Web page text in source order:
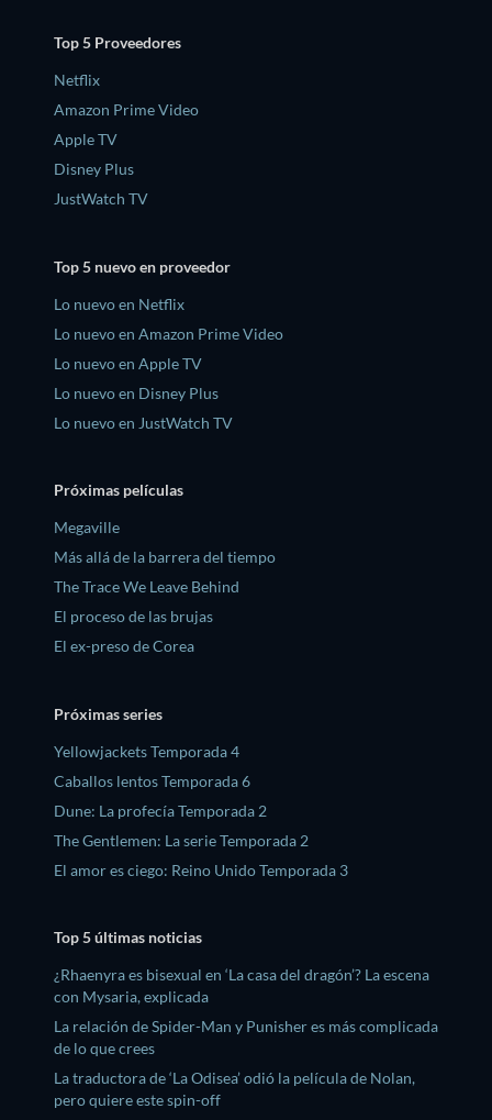
Top 5 Proveedores
Netflix
Amazon Prime Video
Apple TV
Disney Plus
JustWatch TV
Top 5 nuevo en proveedor
Lo nuevo en Netflix
Lo nuevo en Amazon Prime Video
Lo nuevo en Apple TV
Lo nuevo en Disney Plus
Lo nuevo en JustWatch TV
Próximas películas
Megaville
Más allá de la barrera del tiempo
The Trace We Leave Behind
El proceso de las brujas
El ex-preso de Corea
Próximas series
Yellowjackets Temporada 4
Caballos lentos Temporada 6
Dune: La profecía Temporada 2
The Gentlemen: La serie Temporada 2
El amor es ciego: Reino Unido Temporada 3
Top 5 últimas noticias
¿Rhaenyra es bisexual en ‘La casa del dragón’? La escena
con Mysaria, explicada
La relación de Spider-Man y Punisher es más complicada
de lo que crees
La traductora de ‘La Odisea’ odió la película de Nolan,
pero quiere este spin-off